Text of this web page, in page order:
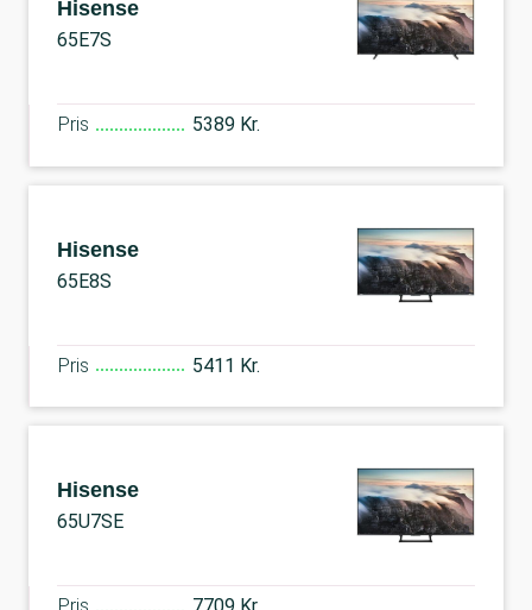
Hisense
65E7S
Pris 5389 Kr.
Hisense
65E8S
Pris 5411 Kr.
Hisense
65U7SE